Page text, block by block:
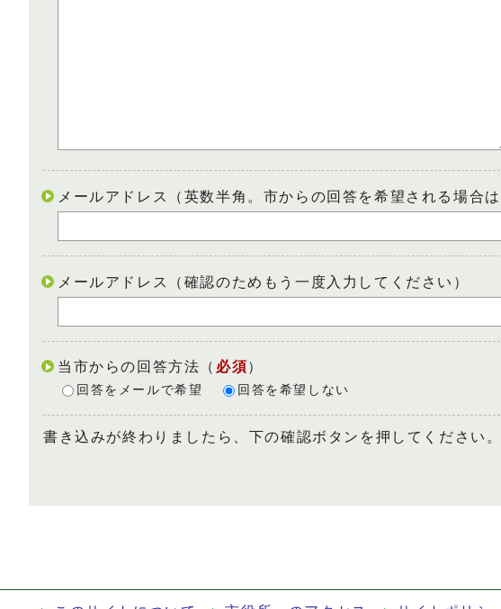
メールアドレス（英数半角。市からの回答を希望される場合は
メールアドレス（確認のためもう一度入力してください）
当市からの回答方法 （ 必須）
回答をメールで希望 回答を希望しない
書き込みが終わりましたら、下の確認ボタンを押してください。